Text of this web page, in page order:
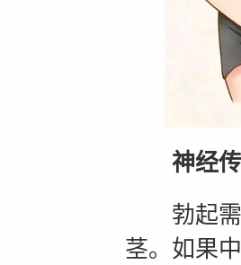
神经传
勃起需
茎。如果